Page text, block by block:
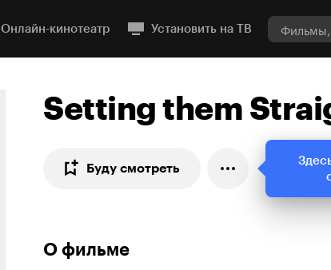
Онлайн-кинотеатр Установить на ТВ
Setting them
Буду смотреть
О фильме